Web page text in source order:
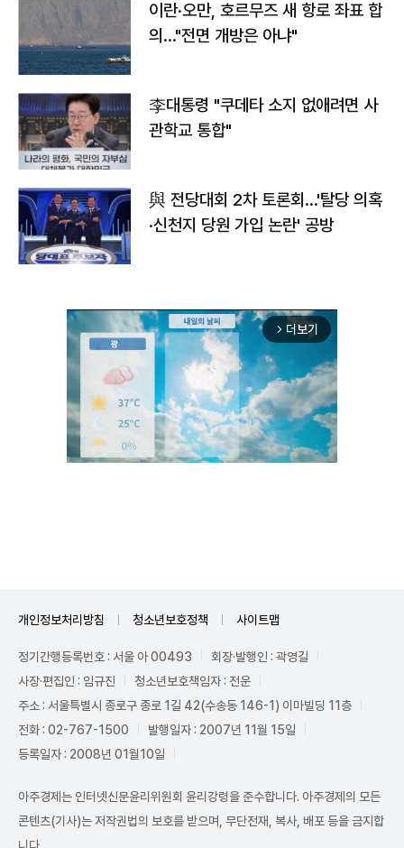
이란·오만, 호르무즈 새 항로 좌표 합
의…"전면 개방은 아냐"
李대통령 "쿠데타 소지 없애려면 사
관학교 통합"
與 전당대회 2차 토론회…'탈당 의혹
·신천지 당원 가입 논란' 공방
arrow_forward_ios 더보기
개인정보처리방침 청소년보호정책 사이트맵
정기간행등록번호 : 서울 아 00493
회장·발행인 : 곽영길
사장·편집인 : 임규진
청소년보호책임자 : 전운
주소 : 서울특별시 종로구 종로 1길 42(수송동 146-1) 이마빌딩 11층
전화 : 02-767-1500
발행일자 : 2007년 11월 15일
등록일자 : 2008년 01월10일
아주경제는 인터넷신문윤리위원회 윤리강령을 준수합니다. 아주경제의 모든
콘텐츠(기사)는 저작권법의 보호를 받으며, 무단전재, 복사, 배포 등을 금지합